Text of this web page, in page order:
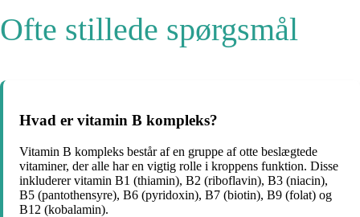
Ofte stillede spørgsmål
Hvad er vitamin B kompleks?
Vitamin B kompleks består af en gruppe af otte beslægtede
vitaminer, der alle har en vigtig rolle i kroppens funktion. Disse
inkluderer vitamin B1 (thiamin), B2 (riboflavin), B3 (niacin),
B5 (pantothensyre), B6 (pyridoxin), B7 (biotin), B9 (folat) og
B12 (kobalamin).